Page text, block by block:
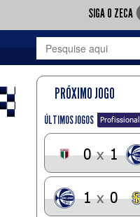
SIGA O ZECA
PRÓXIMO JOGO
ÚLTIMOS JOGOS Profissional
0 x 1
1 x 0